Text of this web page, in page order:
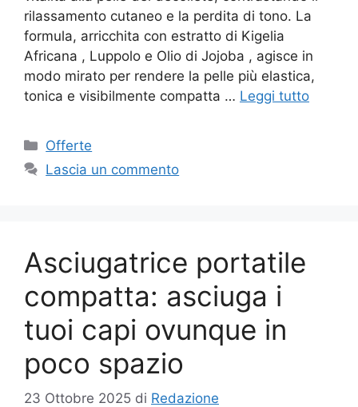
rilassamento cutaneo e la perdita di tono. La
formula, arricchita con estratto di Kigelia
Africana , Luppolo e Olio di Jojoba , agisce in
modo mirato per rendere la pelle più elastica,
tonica e visibilmente compatta … Leggi tutto
Categorie
Offerte
Lascia un commento
Asciugatrice portatile
compatta: asciuga i
tuoi capi ovunque in
poco spazio
23 Ottobre 2025 di Redazione